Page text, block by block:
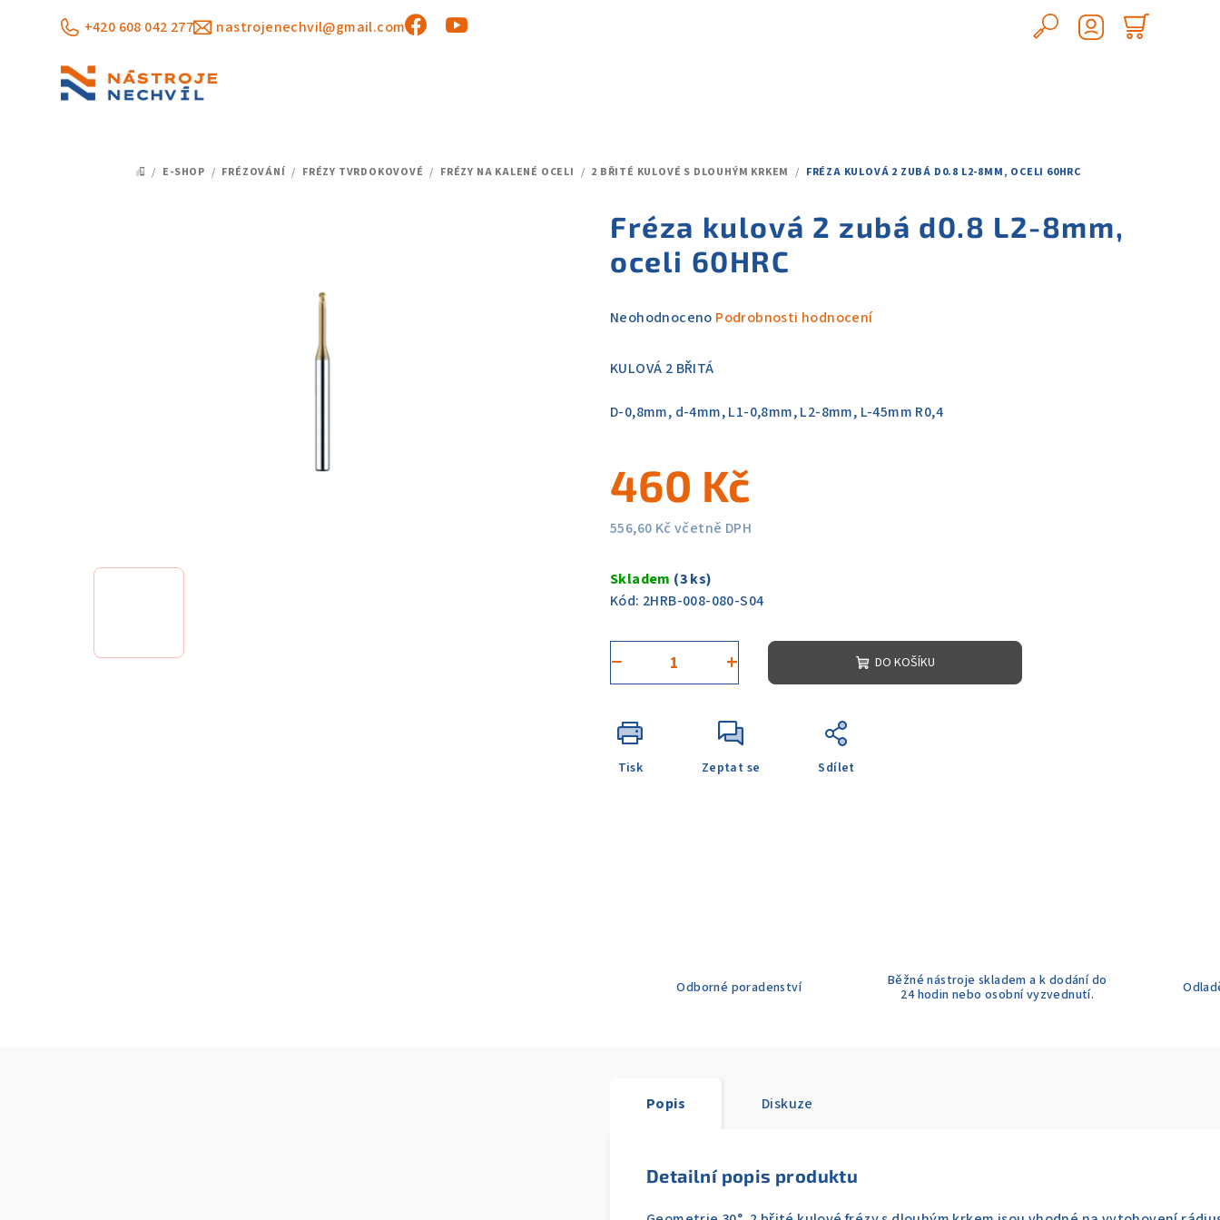
+420 608 042 277 nastrojenechvil@gmail.com
Hledat
DOMŮ
/ E-SHOP / FRÉZOVÁNÍ / FRÉZY TVRDOKOVOVÉ / FRÉZY NA KALENÉ OCELI / 2 BŘITÉ KULOVÉ S DLOUHÝM KRKEM / FRÉZA KULOVÁ 2 ZUBÁ D0.8 L2-8MM, OCELI 60HRC
Fréza kulová 2 zubá d0.8 L2-8mm,
oceli 60HRC
Průměrné
produktu
0,0
hvězdiček.
Neohodnoceno Podrobnosti hodnocení
KULOVÁ 2 BŘITÁ
D-0,8mm, d-4mm, L1-0,8mm, L2-8mm, L-45mm R0,4
460 Kč
556,60 Kč včetně DPH
cena:
Skladem (3 ks)
Kód: 2HRB-008-080-S04
+
− DO KOŠÍKU
Tisk Zeptat se Sdílet
Odborné poradenství
Běžné nástroje skladem a k dodání do
24 hodin nebo osobní vyzvednutí.
Popis Diskuze
Detailní popis produktu